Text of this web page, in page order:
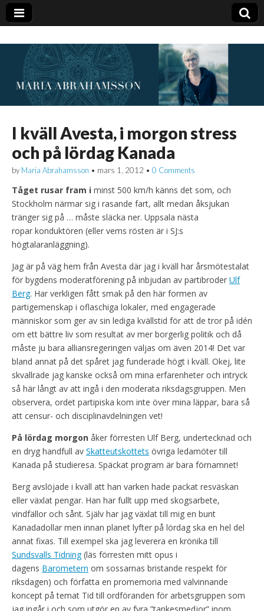
I kväll Avesta, i morgon stress
och på lördag Kanada
by Maria Abrahamsson • mars 1, 2012 • 0 Comments
Tåget rusar fram i minst 500 km/h känns det som, och
Stockholm närmar sig i rasande fart, allt medan åksjukan
tränger sig på … måste släcka ner. Uppsala nästa
ropar konduktören (eller vems rösten är i SJ:s
högtalaranläggning).
Jag är på väg hem från Avesta där jag i kväll har årsmötestalat
för bygdens moderatförening på inbjudan av partibroder Ulf
Berg. Har verkligen fått smak på den här formen av
partigemenskap i oflaschiga lokaler, med engagerade
människor som ger av sin lediga kvällstid för att de tror på idén
om ett bättre liv som resultat av mer borgerlig politik och då
måste ju bara alliansregeringen väljas om även 2014! Det var
bland annat på det spåret jag funderade högt i kväll. Okej, lite
skvallrade jag kanske också om mina erfarenheter och intryck
så här långt av att ingå i den moderata riksdagsgruppen. Men
observera, ordet partipiska kom inte över mina läppar, bara så
att censur- och disciplinavdelningen vet!
På lördag morgon åker förresten Ulf Berg, undertecknad och
en dryg handfull av Skatteutskottets övriga ledamöter till
Kanada på studieresa. Späckat program är bara förnamnet!
Berg avslöjade i kväll att han varken hade packat resväskan
eller växlat pengar. Han har fullt upp med skogsarbete,
vindfällor och sånt. Själv har jag växlat till mig en bunt
Kanadadollar men innan planet lyfter på lördag ska en hel del
annat fixas. Till exempel ska jag leverera en krönika till
Sundsvalls Tidning(läs förresten mitt opus i
dagens Barometern om sossarnas bristande respekt för
riksdagen) och författa en promemoria med valvinnande
koncept på temat Tid till ordföranden för arbetsgruppen som
jag ingår i och som utgör en av fyra ”tankesmedjor” inom